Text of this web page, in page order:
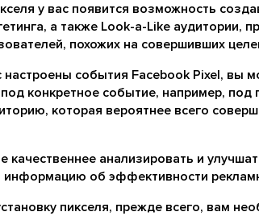
у вас появится возможность
а также Look-a-Like аудитории,
похожих на совершивших
настроены события Facebook Pixel, вы
конкретное событие, например, под
которая вероятнее всего
качественнее анализировать и
информацию об эффективности
пикселя, прежде всего, вам